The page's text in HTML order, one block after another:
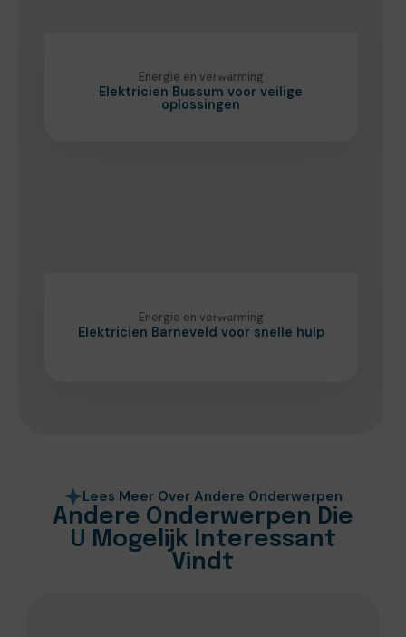
Energie en verwarming
Elektricien Bussum voor veilige
oplossingen
Energie en verwarming
Elektricien Barneveld voor snelle hulp
Lees Meer Over Andere Onderwerpen
Andere Onderwerpen Die
U Mogelijk Interessant
Vindt